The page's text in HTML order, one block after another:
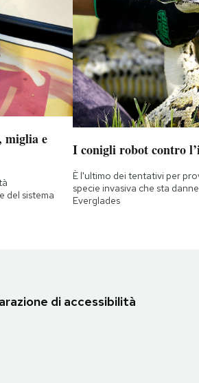
miglia e
del sistema
I conigli robot contro
È l'ultimo dei tentativi per
specie invasiva che sta
Everglades
di accessibilità